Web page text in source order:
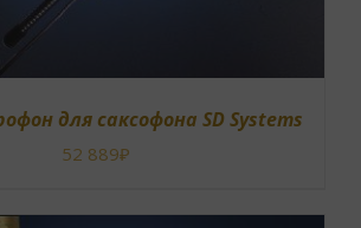
для саксофона SD Systems
52 889₽